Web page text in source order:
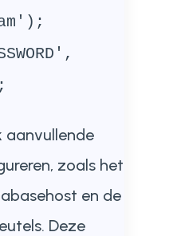
aanvullende
zoals het
en de
Deze